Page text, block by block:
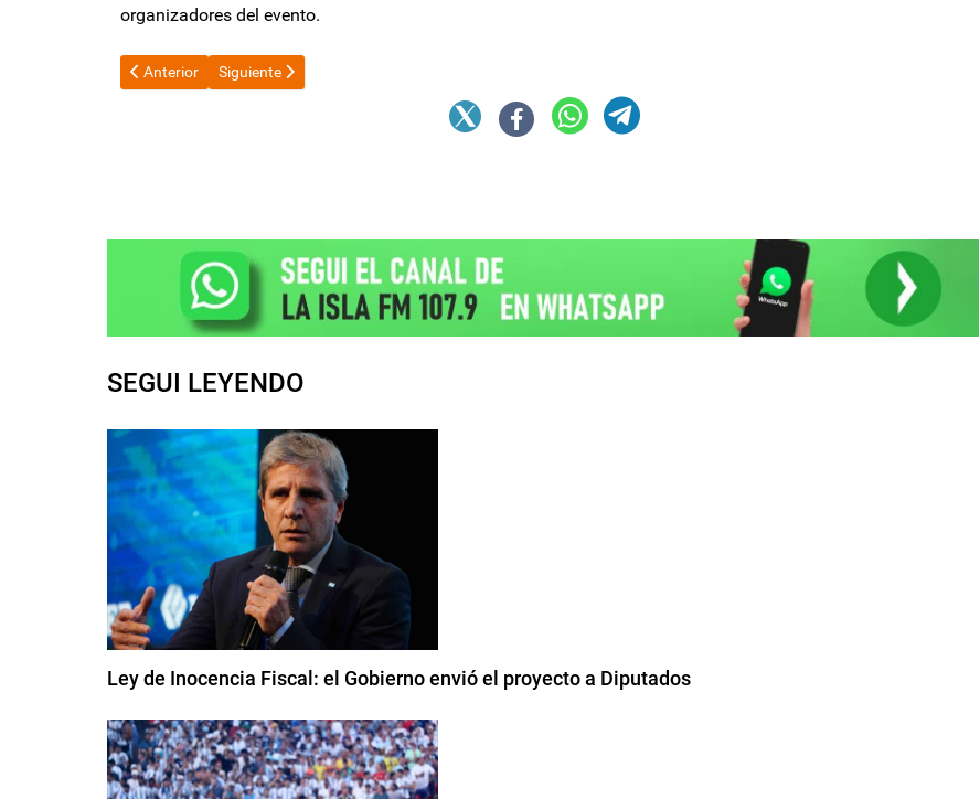
organizadores del evento.
Artículo anterior: Presupuesto 2026: Martín Menem se pone al frente de las negociaciones y busca un acuerdo con el Congreso
Anterior Artículo siguiente: Taxista denunció al intendente de la capital por presunto abuso de autoridad
Siguiente
SEGUI LEYENDO
Ley de Inocencia Fiscal: el Gobierno envió el proyecto a Diputados